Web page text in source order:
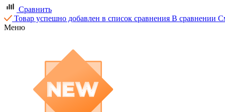
Сравнить
Товар успешно добавлен в список сравнения В сравнении
Меню